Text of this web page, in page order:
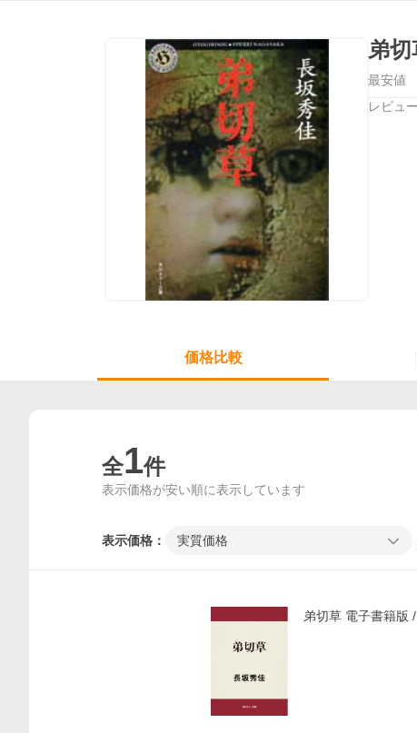
弟
最安値
レビュー
価格比較
全1件
表示価格が安い順に表示しています
表示価格： 実質価格
弟切草 電子書籍版